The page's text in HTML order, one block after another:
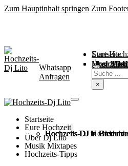
Zum Hauptinhalt springen Zum
Startseite
Eure
Über Mich
Music /
Seite
Suchen
×
Whatsapp
Anfragen
Startseite
Eure Hochzeit
Hochzeits DJ in Bremen
Hochzeits DJ in
Hochzeits DJ in
Hochzeits DJ in
Hochzeits-DJ Kosten
Über Dj Lito
Musik Mixtapes
Hochzeits-Tipps